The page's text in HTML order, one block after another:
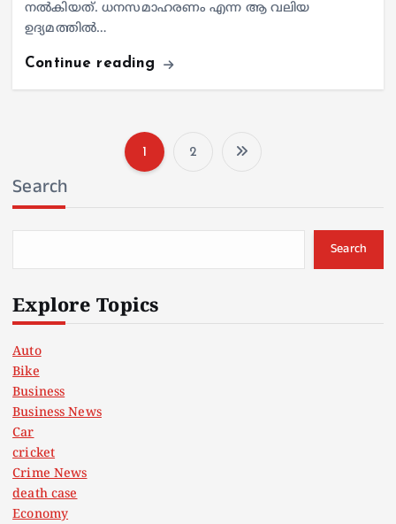
നല്‍കിയത്. ധനസമാഹരണം എന്ന ആ വലിയ
ഉദ്യമത്തില്‍…
Continue reading
s
1 2
Search
Search
Explore Topics
Auto
Bike
Business
Business News
Car
cricket
Crime News
death case
Economy